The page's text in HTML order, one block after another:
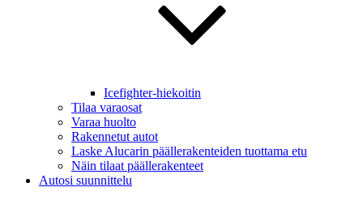
Icefighter-hiekoitin
Tilaa varaosat
Varaa huolto
Rakennetut autot
Laske Alucarin päällerakenteiden tuottama etu
Näin tilaat päällerakenteet
Autosi suunnittelu